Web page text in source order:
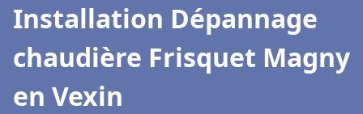
Installation Dépannage
chaudière Frisquet Magny
en Vexin